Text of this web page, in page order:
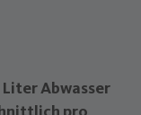
Abwasser